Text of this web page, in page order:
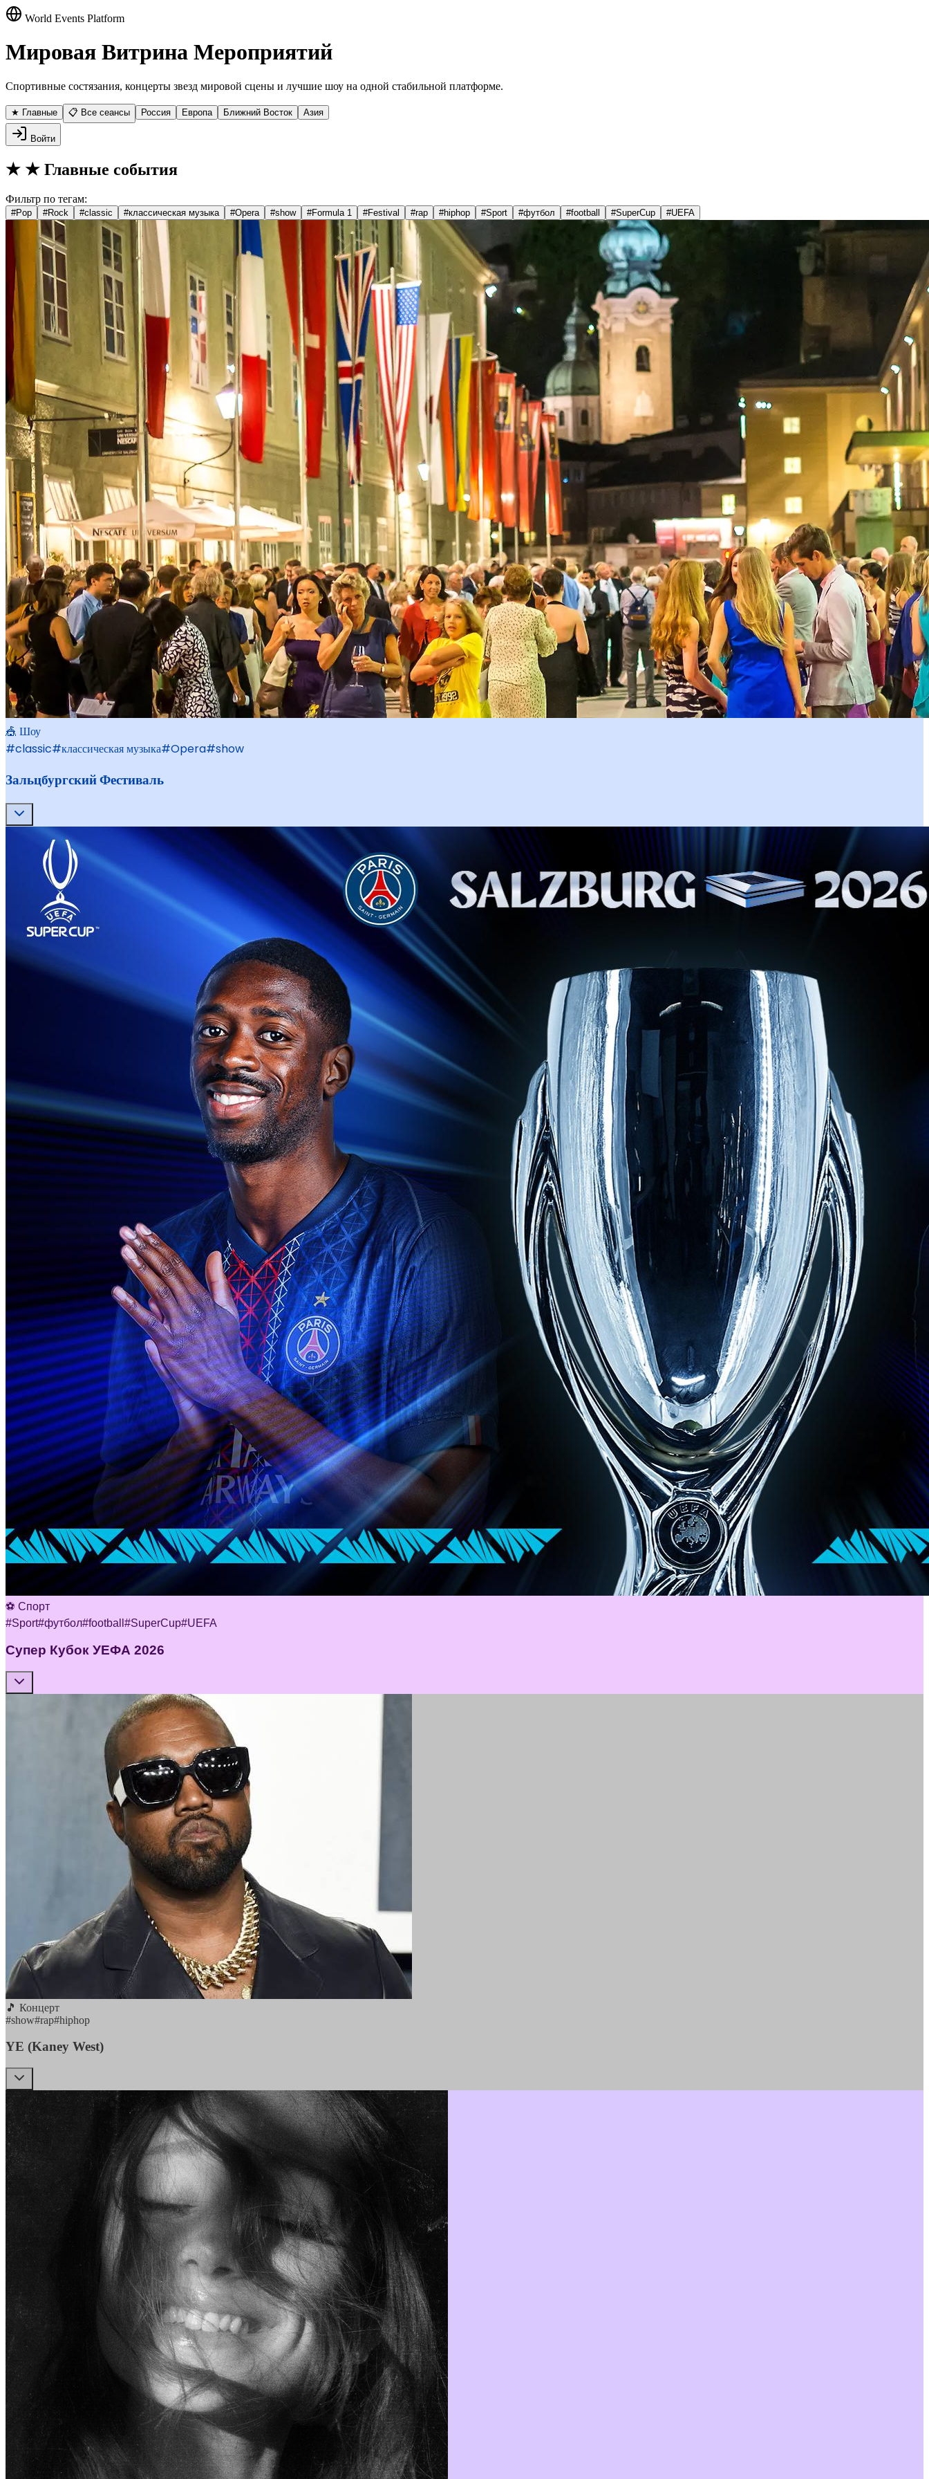
World Events Platform
Мировая Витрина Мероприятий
Спортивные состязания, концерты звезд мировой сцены и лучшие шоу на одной стабильной платформе.
★ Главные 📋 Все сеансы Россия Европа Ближний Восток Азия
Войти
★ ★ Главные события
Фильтр по тегам:
#Pop #Rock #classic #классическая музыка #Opera #show #Formula 1 #Festival #rap #hiphop #Sport #футбол #football #SuperCup #UEFA
🎪 Шоу
#classic#классическая музыка#Opera#show
Зальцбургский Фестиваль
⚽ Спорт
#Sport#футбол#football #SuperCup#UEFA
Супер Кубок УЕФА 2026
🎵 Концерт
#show#rap#hiphop
YE (Kaney West)